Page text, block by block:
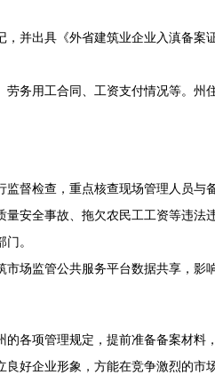
并出具《外省建筑业企业入滇备
务用工合同、工资支付情况等。
督检查，重点核查现场管理人员与
安全事故、拖欠农民工工资等违
。
场监管公共服务平台数据共享，影
各项管理规定，提前准备备案材
好企业形象，方能在竞争激烈的市